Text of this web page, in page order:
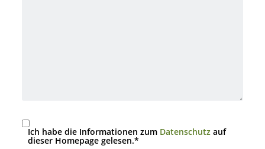
Ich habe die Informationen zum Datenschutzauf
dieser Homepage gelesen.*